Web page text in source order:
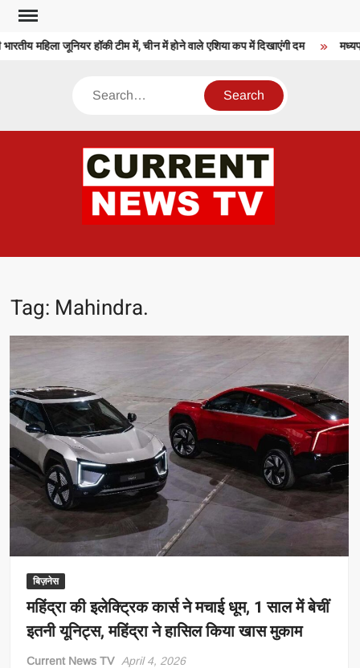
Skip
contentमहिला जूनियर हॉकी टीम में, चीन में होने वाले एशिया कप में दिखाएंगी दम
Search
Tag: Mahindra.
बिज़नेस
महिंद्रा की इलेक्ट्रिक कार्स ने मचाई धूम, 1 साल में बेचीं
इतनी यूनिट्स, महिंद्रा ने हासिल किया खास मुकाम
Current News TV April 4, 2026